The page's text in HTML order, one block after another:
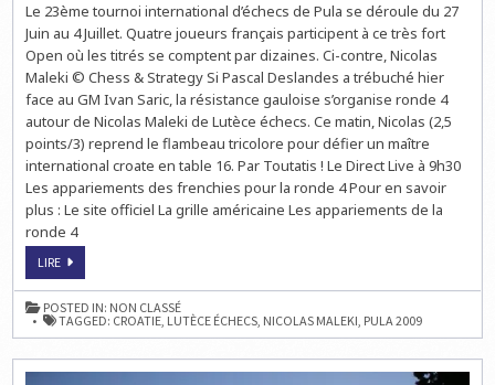
23ÈME
D’ÉCHECS
DE
PULA:
LA
4
EN
LIVE
À
Le 23ème tournoi international d’échecs de Pula se déroule du 27
Juin au 4 Juillet. Quatre joueurs français participent à ce très fort
Open où les titrés se comptent par dizaines. Ci-contre, Nicolas
Maleki © Chess & Strategy Si Pascal Deslandes a trébuché hier
face au GM Ivan Saric, la résistance gauloise s’organise ronde 4
autour de Nicolas Maleki de Lutèce échecs. Ce matin, Nicolas (2,5
points/3) reprend le flambeau tricolore pour défier un maître
international croate en table 16. Par Toutatis ! Le Direct Live à 9h30
Les appariements des frenchies pour la ronde 4 Pour en savoir
plus : Le site officiel La grille américaine Les appariements de la
ronde 4
LIRELE
TOURNOI
D’ÉCHECS
DE
PULA:
LA
POSTED IN: NON CLASSÉ
TAGGED: CROATIE, LUTÈCE ÉCHECS, NICOLAS MALEKI, PULA 2009